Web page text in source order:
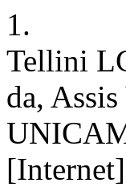
1.
Tellini
da,